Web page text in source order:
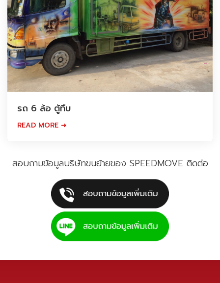
รถ 6 ล้อ ตู้ทึบ
READ MORE ➜
สอบถามข้อมูลบริษัทขนย้ายของ SPEEDMOVE ติดต่อ